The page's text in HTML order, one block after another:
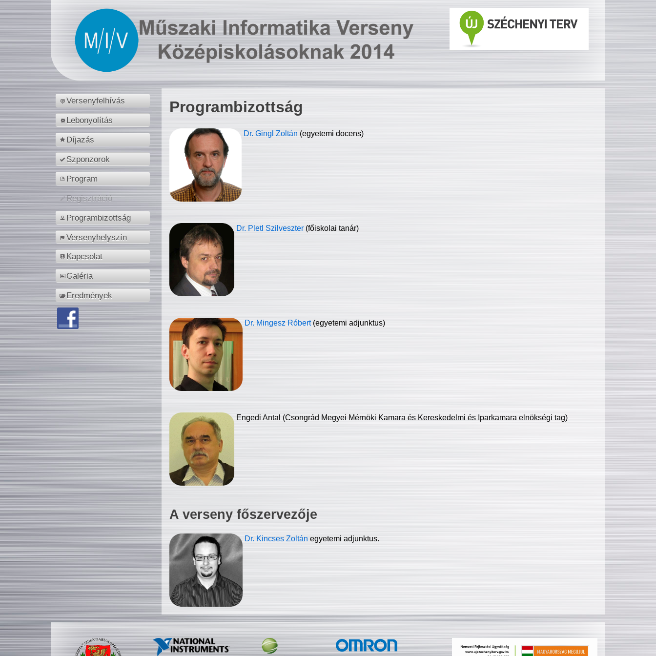
Versenyfelhívás
Lebonyolítás
Díjazás
Szponzorok
Program
Regisztráció
Programbizottság
Versenyhelyszín
Kapcsolat
Galéria
Eredmények
Programbizottság
Dr. Gingl Zoltán (egyetemi docens)
Dr. Pletl Szilveszter (főiskolai tanár)
Dr. Mingesz Róbert (egyetemi adjunktus)
Engedi Antal (Csongrád Megyei Mérnöki Kamara és Kereskedelmi és Iparkamara elnökségi tag)
A verseny főszervezője
Dr. Kincses Zoltán egyetemi adjunktus.